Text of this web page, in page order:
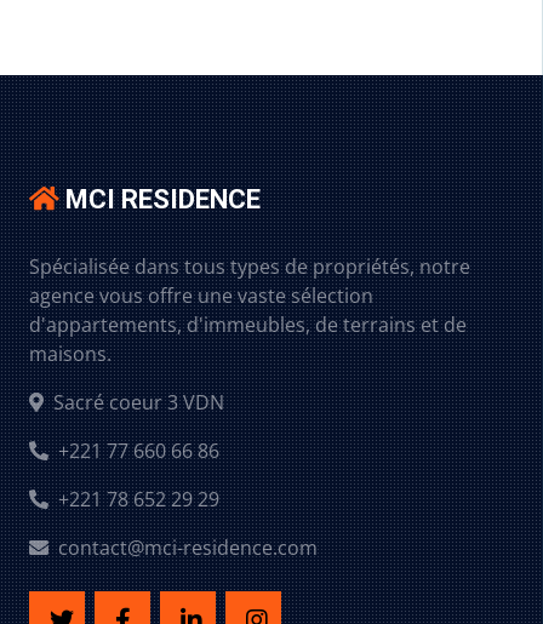
MCI RESIDENCE
Spécialisée dans tous types de propriétés, notre
agence vous offre une vaste sélection
d'appartements, d'immeubles, de terrains et de
maisons.
Sacré coeur 3 VDN
+221 77 660 66 86
+221 78 652 29 29
contact@mci-residence.com